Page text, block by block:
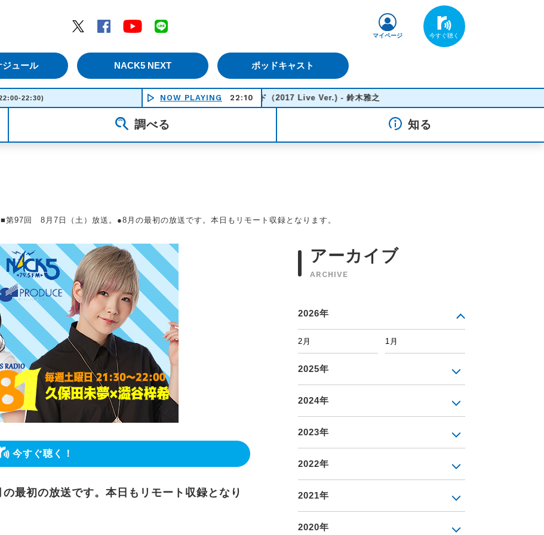
Twitter
Facebook YouTube
ジュール NACK5 NEXT ポッドキャスト
マイページ
22:30) NOW PLAYING 22:10
スローバラード（2017 Live Ver.) - 鈴木雅之
調べる 知る
■第97回 8月7日（土）放送。●8月の最初の放送です。本日もリモート収録となります。
今すぐ聴く！
最初の放送です。本日もリモート収録となり
アーカイブ
ARCHIVE
2026年
2月 1月
2025年
2024年
2023年
2022年
2021年
2020年